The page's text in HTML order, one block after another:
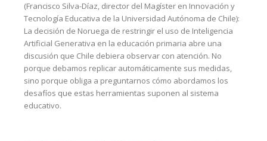
(Francisco Silva-Díaz, director del Magíster en Innovación y
Tecnología Educativa de la Universidad Autónoma de Chile):
La decisión de Noruega de restringir el uso de Inteligencia
Artificial Generativa en la educación primaria abre una
discusión que Chile debiera observar con atención. No
porque debamos replicar automáticamente sus medidas,
sino porque obliga a preguntarnos cómo abordamos los
desafíos que estas herramientas suponen al sistema
educativo.